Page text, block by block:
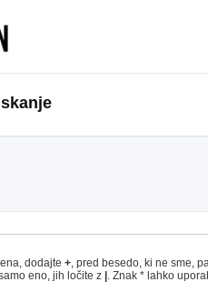
dodajte +, pred besedo, ki ne sme,
eno, jih ločite z . Znak * lahko